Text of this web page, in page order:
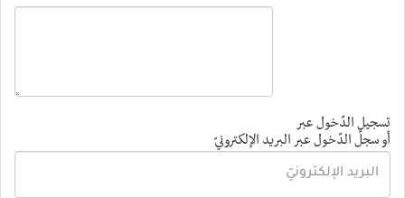
تسجيل الدّخول عبر
أو سجلّ الدّخول عبر البريد الإلكترونيّ